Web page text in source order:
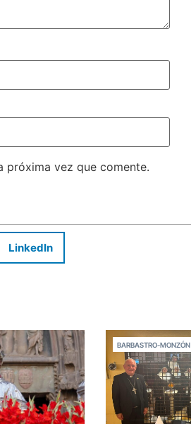
próxima vez que comente.
LinkedIn
BARBASTRO-MONZÓN